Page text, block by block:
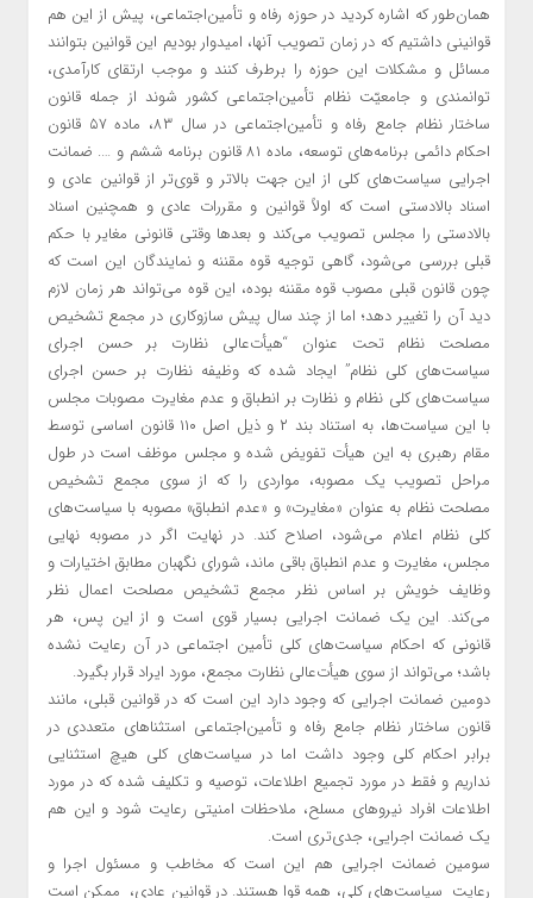
همان‌طور که اشاره کردید در حوزه رفاه و تأمین‌اجتماعی، پیش از این هم
قوانینی داشتیم که در زمان تصویب آنها، امیدوار بودیم این قوانین بتوانند
مسائل و مشکلات این حوزه را برطرف کنند و موجب ارتقای کارآمدی،
توانمندی و جامعیّت نظام تأمین‌اجتماعی کشور شوند از جمله قانون
ساختار نظام جامع رفاه و تأمین‌اجتماعی در سال ۸۳، ماده ۵۷ قانون
احکام دائمی برنامه‌های توسعه، ماده ۸۱ قانون برنامه ششم و …. ضمانت
اجرایی سیاست‌های کلی از این جهت بالاتر و قوی‌تر از قوانین عادی و
اسناد بالادستی است که اولاً قوانین و مقررات عادی و همچنین اسناد
بالادستی را مجلس تصویب می‌کند و بعدها وقتی قانونی مغایر با حکم
قبلی بررسی می‌شود، گاهی توجیه قوه مقننه و نمایندگان این است که
چون قانون قبلی مصوب قوه مقننه بوده، این قوه می‌تواند هر زمان لازم
دید آن را تغییر دهد؛ اما از چند سال پیش سازوکاری در مجمع تشخیص
مصلحت نظام تحت عنوان “هیأت‌عالی نظارت بر حسن اجرای
سیاست‌های کلی نظام” ایجاد شده که وظیفه نظارت بر حسن اجرای
سیاست‌های کلی نظام و نظارت بر انطباق و عدم مغایرت مصوبات مجلس
با این سیاست‌ها، به استناد بند ۲ و ذیل اصل ۱۱۰ قانون اساسی توسط
مقام رهبری به این هیأت تفویض شده و مجلس موظف است در طول
مراحل تصویب یک مصوبه، مواردی را که از سوی مجمع تشخیص
مصلحت نظام به عنوان «مغایرت» و «عدم انطباق» مصوبه با سیاست‌های
کلی نظام اعلام می‌شود، اصلاح کند. در نهایت اگر در مصوبه نهایی
مجلس، مغایرت و عدم انطباق باقی ماند، شورای نگهبان مطابق اختیارات و
وظایف خویش بر اساس نظر مجمع تشخیص مصلحت اعمال نظر
می‌‌کند. این یک ضمانت اجرایی بسیار قوی است و از این پس، هر
قانونی که احکام سیاست‌های کلی تأمین اجتماعی در آن رعایت نشده
باشد؛ می‌تواند از سوی هیأت‌عالی نظارت مجمع، مورد ایراد قرار بگیرد.
دومین ضمانت اجرایی که وجود دارد این است که در قوانین قبلی، مانند
قانون ساختار نظام جامع رفاه و تأمین‌اجتماعی استثناهای متعددی در
برابر احکام کلی وجود داشت اما در سیاست‌های کلی هیچ استثنایی
نداریم و فقط در مورد تجمیع اطلاعات، توصیه و تکلیف شده که در مورد
اطلاعات افراد نیروهای مسلح، ملاحظات امنیتی رعایت شود و این هم
یک ضمانت اجرایی، جدی‌تری است.
سومین ضمانت اجرایی هم این است که مخاطب و مسئول اجرا و
رعایت سیاست‌های کلی، همه قوا هستند. در قوانین عادی، ممکن است